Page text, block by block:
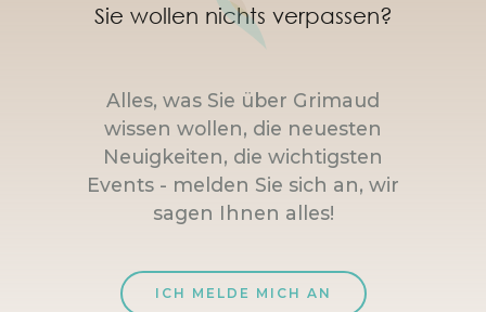
Sie wollen nichts verpassen?
Alles, was Sie über Grimaud
wissen wollen, die neuesten
Neuigkeiten, die wichtigsten
Events - melden Sie sich an, wir
sagen Ihnen alles!
ICH MELDE MICH AN